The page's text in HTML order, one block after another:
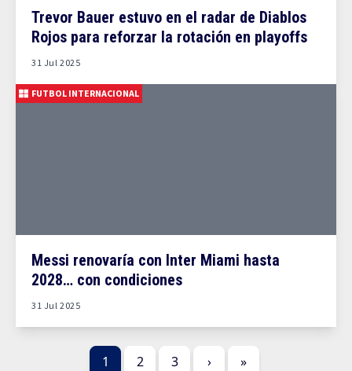
Trevor Bauer estuvo en el radar de Diablos
Rojos para reforzar la rotación en playoffs
31 Jul 2025
FUTBOL INTERNACIONAL
Messi renovaría con Inter Miami hasta
2028… con condiciones
31 Jul 2025
1 2 3 › »